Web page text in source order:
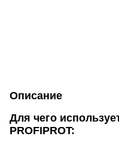
Описание
Для чего
PROFIPROT: